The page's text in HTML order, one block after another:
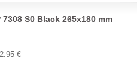
S0 Black 265x180 mm
€